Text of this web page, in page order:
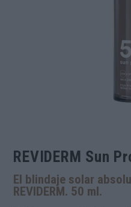
REVIDERM Sun
El blindaje solar
REVIDERM. 50 ml.